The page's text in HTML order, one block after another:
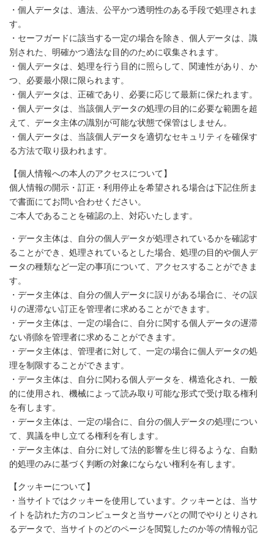
・個人データは、適法、公平かつ透明性のある手段で処理されま
す。
・セーフガードに該当する一定の場合を除き、個人データは、識
別された、明確かつ適法な目的のために収集されます。
・個人データは、処理を行う目的に照らして、関連性があり、か
つ、必要最小限に限られます。
・個人データは、正確であり、必要に応じて最新に保たれます。
・個人データは、当該個人データの処理の目的に必要な範囲を超
えて、データ主体の識別が可能な状態で保管はしません。
・個人データは、当該個人データを適切なセキュリティを確保す
る方法で取り扱われます。
【個人情報への本人のアクセスについて】
個人情報の開示・訂正・利用停止を希望される場合は下記住所ま
で書面にてお問い合わせください。
ご本人であることを確認の上、対応いたします。
・データ主体は、自分の個人データが処理されているかを確認す
ることができ、処理されているとした場合、処理の目的や個人デ
ータの種類など一定の事項について、アクセスすることができま
す。
・データ主体は、自分の個人データに誤りがある場合に、その誤
りの遅滞ない訂正を管理者に求めることができます。
・データ主体は、一定の場合に、自分に関する個人データの遅滞
ない削除を管理者に求めることができます。
・データ主体は、管理者に対して、一定の場合に個人データの処
理を制限することができます。
・データ主体は、自分に関わる個人データを、構造化され、一般
的に使用され、機械によって読み取り可能な形式で受け取る権利
を有します。
・データ主体は、一定の場合に、自分の個人データの処理につい
て、異議を申し立てる権利を有します。
・データ主体は、自分に対して法的影響を生じ得るような、自動
的処理のみに基づく判断の対象にならない権利を有します。
【クッキーについて】
・当サイトではクッキーを使用しています。クッキーとは、当サ
イトを訪れた方のコンピュータと当サーバとの間でやりとりされ
るデータで、当サイトのどのページを閲覧したのか等の情報が記